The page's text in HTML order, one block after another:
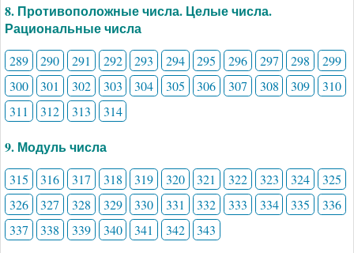
8. Противоположные числа. Целые числа.
Рациональные числа
289 290 291 292 293 294 295 296 297 298
299
300
301 302 303 304 305 306 307 308 309
310
311
312 313 314
9. Модуль числа
315 316 317 318 319 320 321 322 323 324
325
326
327 328 329 330 331 332 333 334 335
336
337
338 339 340 341 342 343